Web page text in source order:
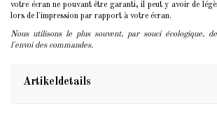
votre écran ne pouvant être garanti, il peut y avoir de
lors de l'impression par rapport à votre écran.
Nous utilisons le plus souvent, par souci écologique,
l'envoi des commandes.
Artikeldetails